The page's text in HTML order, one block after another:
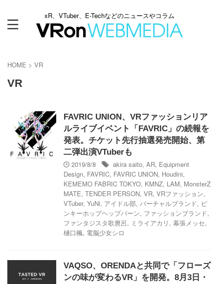
xR、VTuber、E-Techなどのニュースやコラム
HOME > VR
VR
FAVRIC UNION、VRファッションリア
ルライブイベント「FAVRIC」の続報を
発表。チケット先行抽選発売開始、第
二弾出演VTuberも
2019/8/8
akira saito, AR, Equipment
Design, FAVRIC, FAVRIC UNION, Houdini,
KEMEMO FABRIC TOKYO, KMNZ, LAM, MonsterZ
MATE, TENDER PERSON, VR, VRファッション,
VTuber, YuNi, アイドル部, バーチャルブランド, ピ
ンキーホップヘップバーン, ファッションブランド,
ファンタジスタ歌麿呂, ミライアカリ , 幕張メッセ,
樋口楓, 電脳少女シロ
VAQSO、ORENDAと共同で「フローズ
ンの味が変わるVR」を開発。8月3日・